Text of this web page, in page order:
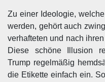
Zu einer Ideologie,
werden, gehört auch
verhafteten und nach
Diese schöne Illusion
Trump regelmäßig
die Etikette einfach ein.